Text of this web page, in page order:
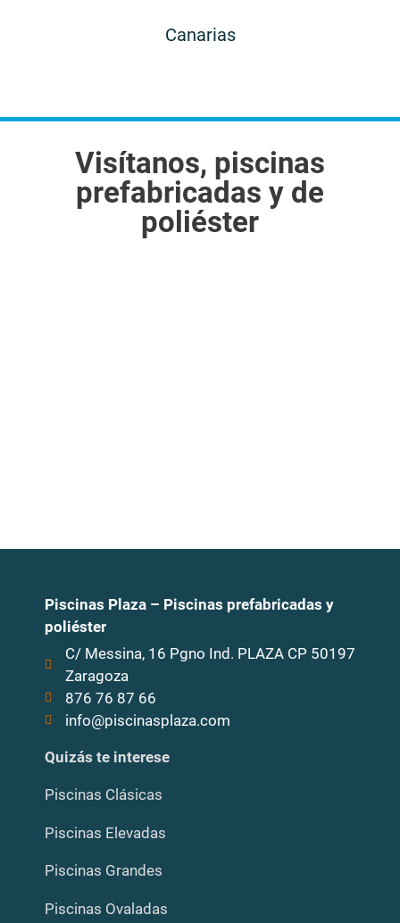
Canarias
Visítanos, piscinas
prefabricadas y de
poliéster
Piscinas Plaza – Piscinas prefabricadas y
poliéster
C/ Messina, 16 Pgno Ind. PLAZA CP 50197
Zaragoza
876 76 87 66
info@piscinasplaza.com
Quizás te interese
Piscinas Clásicas
Piscinas Elevadas
Piscinas Grandes
Piscinas Ovaladas